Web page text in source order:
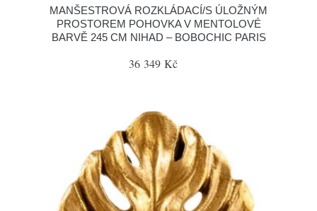
MANŠESTROVÁ ROZKLÁDACÍ/S ÚLOŽNÝM
PROSTOREM POHOVKA V MENTOLOVÉ
BARVĚ 245 CM NIHAD – BOBOCHIC PARIS
36 349 Kč